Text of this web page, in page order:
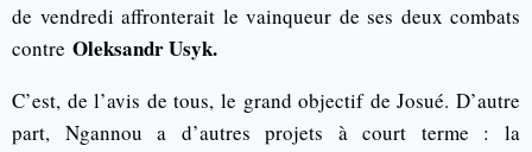
de vendredi affronterait le vainqueur de ses deux combats
contre Oleksandr Usyk.
C’est, de l’avis de tous, le grand objectif de Josué. D’autre
part, Ngannou a d’autres projets à court terme : la